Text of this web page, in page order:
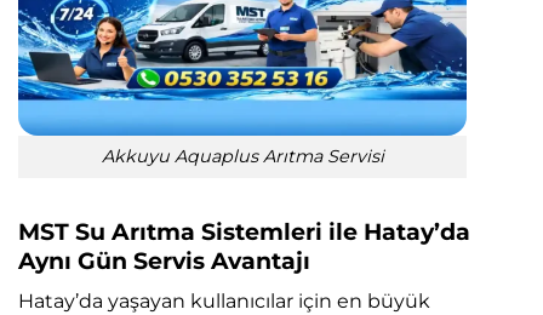
Akkuyu Aquaplus Arıtma Servisi
MST Su Arıtma Sistemleri ile Hatay’da
Aynı Gün Servis Avantajı
Hatay’da yaşayan kullanıcılar için en büyük